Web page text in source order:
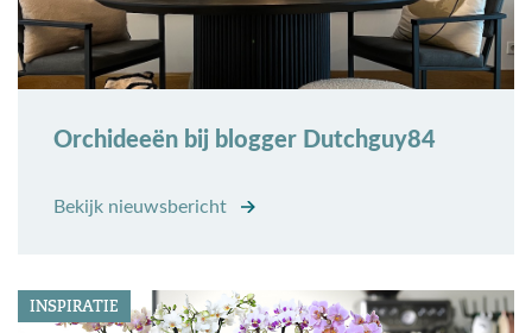
Orchideeën bij blogger Dutchguy84
Bekijk nieuwsbericht
INSPIRATIE